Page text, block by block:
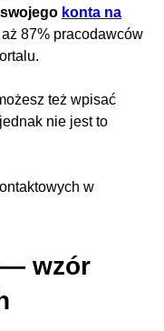
konta na
aż 87% pracodawców
też wpisać
nie jest to
w
— wzór